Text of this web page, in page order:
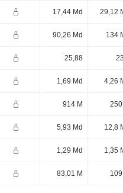
17,44 Md 29,12
90,26 Md 134
25,88
1,69 Md 4,26
914 M 250
5,93 Md 12,8
1,29 Md 1,35
83,01 M 109